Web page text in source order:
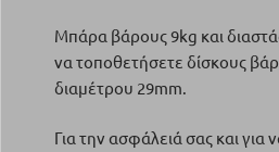
Μπάρα βάρους 9kg και
να τοποθετήσετε δίσκους
διαμέτρου 29mm.
Για την ασφάλειά σας και για